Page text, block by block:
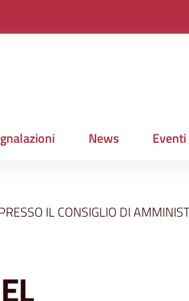
News Eventi
IL CONSIGLIO DI